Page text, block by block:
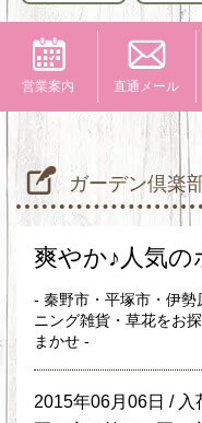
営業案内 直通メール
ガーデン倶楽
爽やか♪人気
- 秦野市・平塚市・伊
ニング雑貨・草花をお
まかせ -
2015年06月06日 / 入